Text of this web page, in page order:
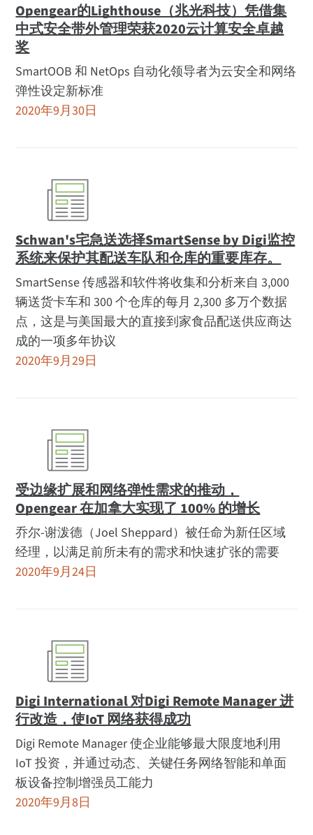
Opengear的Lighthouse（兆光科技）凭借集
中式安全带外管理荣获2020云计算安全卓越
奖
SmartOOB 和 NetOps 自动化领导者为云安全和网络
弹性设定新标准
2020年9月30日
Schwan's宅急送选择SmartSense by Digi监控
系统来保护其配送车队和仓库的重要库存。
SmartSense 传感器和软件将收集和分析来自 3,000
辆送货卡车和 300 个仓库的每月 2,300 多万个数据
点，这是与美国最大的直接到家食品配送供应商达
成的一项多年协议
2020年9月29日
受边缘扩展和网络弹性需求的推动，
Opengear 在加拿大实现了 100% 的增长
乔尔-谢泼德（Joel Sheppard）被任命为新任区域
经理，以满足前所未有的需求和快速扩张的需要
2020年9月24日
Digi International 对Digi Remote Manager 进
行改造，使IoT 网络获得成功
Digi Remote Manager 使企业能够最大限度地利用
IoT 投资，并通过动态、关键任务网络智能和单面
板设备控制增强员工能力
2020年9月8日